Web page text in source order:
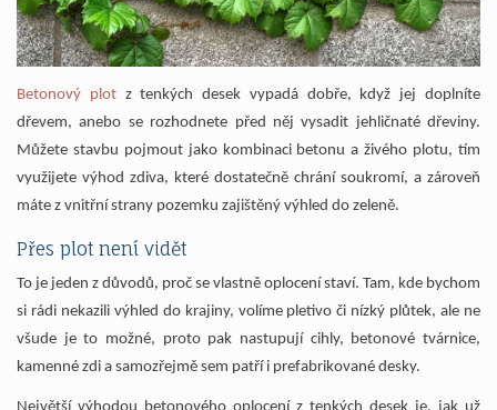
Betonový plotz tenkých desek vypadá dobře, když jej doplníte
dřevem, anebo se rozhodnete před něj vysadit jehličnaté dřeviny.
Můžete stavbu pojmout jako kombinaci betonu a živého plotu, tím
využijete výhod zdiva, které dostatečně chrání soukromí, a zároveň
máte z vnitřní strany pozemku zajištěný výhled do zeleně.
Přes plot není vidět
To je jeden z důvodů, proč se vlastně oplocení staví. Tam, kde bychom
si rádi nekazili výhled do krajiny, volíme pletivo či nízký plůtek, ale ne
všude je to možné, proto pak nastupují cihly, betonové tvárnice,
kamenné zdi a samozřejmě sem patří i prefabrikované desky.